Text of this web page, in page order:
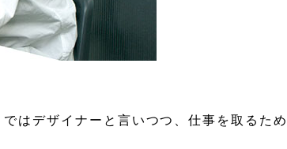
ではデザイナーと言いつつ、仕事を取るため